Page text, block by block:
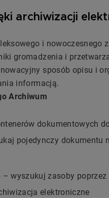
archiwizacji
i nowoczesnego
gromadzenia i
sposób opisu i
informacją.
Archiwum
dokumentowych
pojedynczy dokumentu
– wyszukuj zasoby
elektroniczne